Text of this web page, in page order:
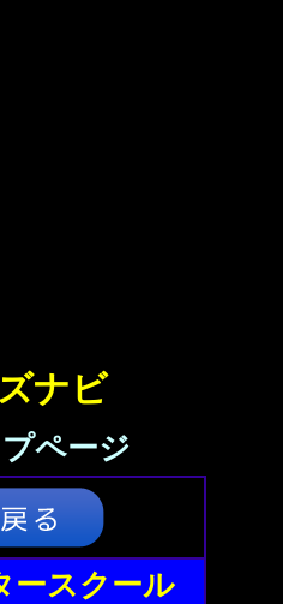
ナビ
ページ
ースクール